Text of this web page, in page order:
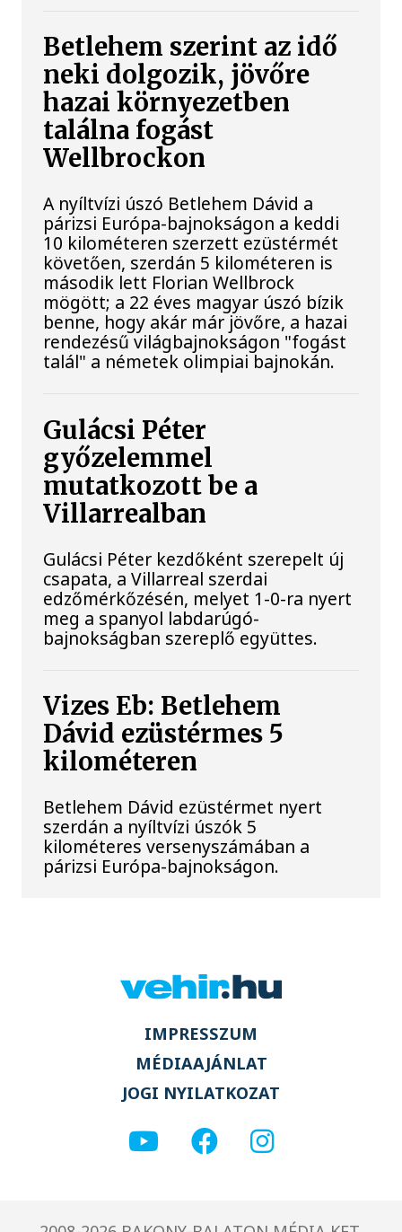
Betlehem szerint az idő
neki dolgozik, jövőre
hazai környezetben
találna fogást
Wellbrockon
A nyíltvízi úszó Betlehem Dávid a
párizsi Európa-bajnokságon a keddi
10 kilométeren szerzett ezüstérmét
követően, szerdán 5 kilométeren is
második lett Florian Wellbrock
mögött; a 22 éves magyar úszó bízik
benne, hogy akár már jövőre, a hazai
rendezésű világbajnokságon "fogást
talál" a németek olimpiai bajnokán.
Gulácsi Péter
győzelemmel
mutatkozott be a
Villarrealban
Gulácsi Péter kezdőként szerepelt új
csapata, a Villarreal szerdai
edzőmérkőzésén, melyet 1-0-ra nyert
meg a spanyol labdarúgó-
bajnokságban szereplő együttes.
Vizes Eb: Betlehem
Dávid ezüstérmes 5
kilométeren
Betlehem Dávid ezüstérmet nyert
szerdán a nyíltvízi úszók 5
kilométeres versenyszámában a
párizsi Európa-bajnokságon.
IMPRESSZUM
MÉDIAAJÁNLAT
JOGI NYILATKOZAT